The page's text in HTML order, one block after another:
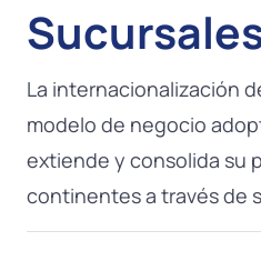
La internacionalización
modelo de negocio
extiende y consolida su
continentes a través de